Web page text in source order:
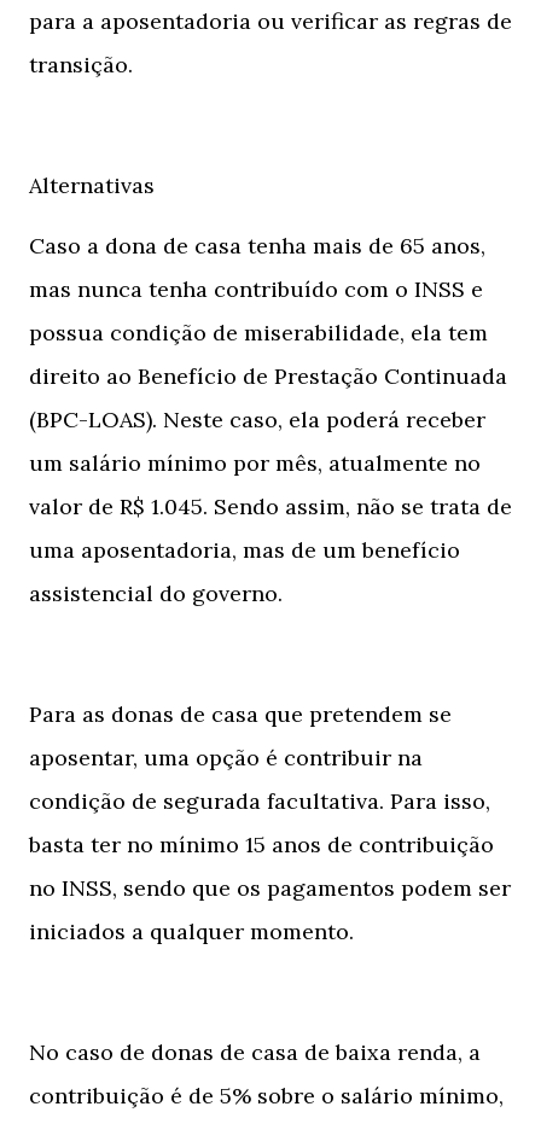
para a aposentadoria ou verificar as regras de
transição.
Alternativas
Caso a dona de casa tenha mais de 65 anos,
mas nunca tenha contribuído com o INSS e
possua condição de miserabilidade, ela tem
direito ao Benefício de Prestação Continuada
(BPC-LOAS). Neste caso, ela poderá receber
um salário mínimo por mês, atualmente no
valor de R$ 1.045. Sendo assim, não se trata de
uma aposentadoria, mas de um benefício
assistencial do governo.
Para as donas de casa que pretendem se
aposentar, uma opção é contribuir na
condição de segurada facultativa. Para isso,
basta ter no mínimo 15 anos de contribuição
no INSS, sendo que os pagamentos podem ser
iniciados a qualquer momento.
No caso de donas de casa de baixa renda, a
contribuição é de 5% sobre o salário mínimo,